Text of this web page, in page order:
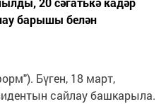
барышы белән
Бүген, 18 март,
сайлау башкарыла.